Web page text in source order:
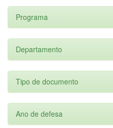
Programa
Departamento
Tipo de documento
Ano de defesa